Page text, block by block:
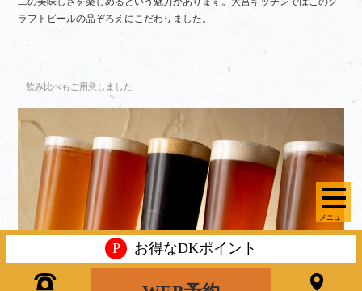
メニュー
ラフトビールの品ぞろえにこだわりました。
飲み比べもご用意しました
P お得なDKポイント